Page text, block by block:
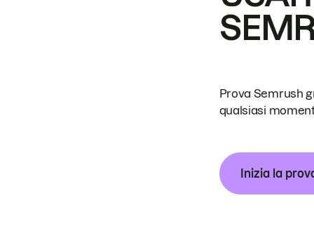
Prova Semrush
qualsiasi
Inizia la